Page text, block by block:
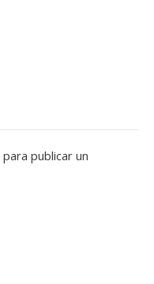
para publicar un